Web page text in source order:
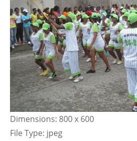
Dimensions: 800 x 600
File Type: jpeg